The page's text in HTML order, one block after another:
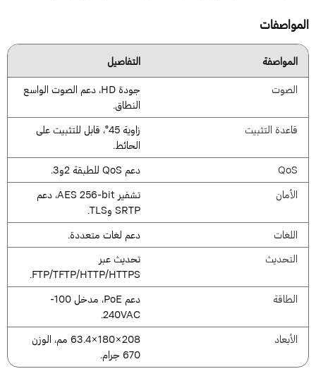
المواصفة
التفاصيل
الصوت
جودة HD، دعم الصوت الواسع
النطاق.
قاعدة التثبيت
زاوية 45°، قابل للتثبيت على
الحائط.
QoS
دعم QoS للطبقة 2و3.
الأمان
تشفير AES 256-bit، دعم
SRTP وTLS.
اللغات
دعم لغات متعددة.
التحديث
تحديث عبر
FTP/TFTP/HTTP/HTTPS.
الطاقة
دعم PoE، مدخل 100-
240VAC.
الأبعاد
208×180×63.4 مم، الوزن
670 جرام.